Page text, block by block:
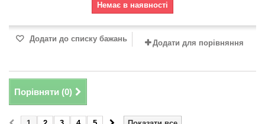
Немає в наявності
Додати до списку бажань Додати для порівняння
Порівняти (0)